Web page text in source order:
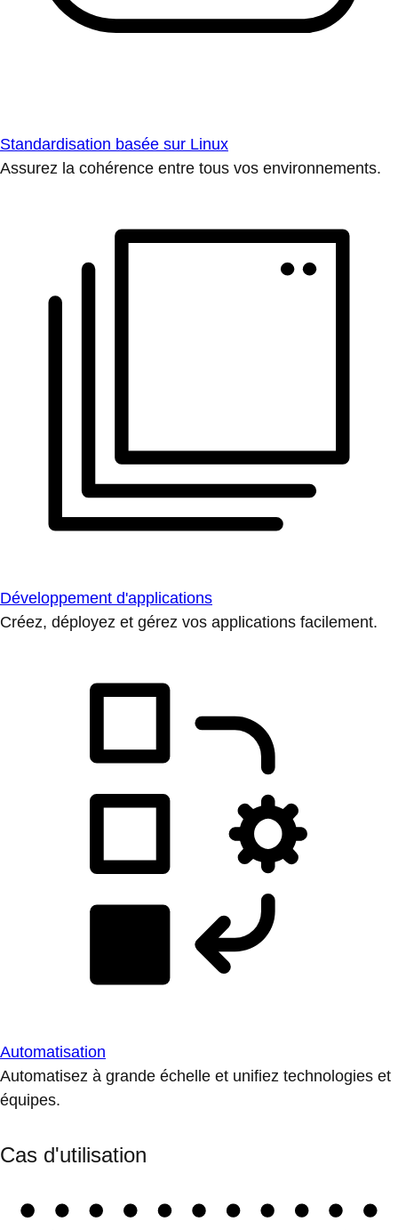
Standardisation basée sur Linux
Assurez la cohérence entre tous vos environnements.
Développement d'applications
Créez, déployez et gérez vos applications facilement.
Automatisation
Automatisez à grande échelle et unifiez technologies et
équipes.
Cas d'utilisation